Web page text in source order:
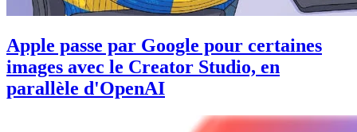
Apple passe par Google pour certaines
images avec le Creator Studio, en
parallèle d'OpenAI